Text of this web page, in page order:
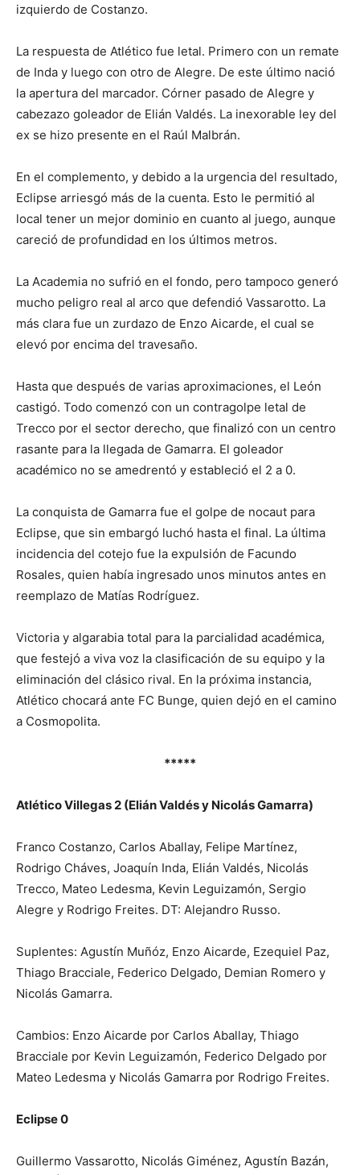
izquierdo de Costanzo.
La respuesta de Atlético fue letal. Primero con un remate
de Inda y luego con otro de Alegre. De este último nació
la apertura del marcador. Córner pasado de Alegre y
cabezazo goleador de Elián Valdés. La inexorable ley del
ex se hizo presente en el Raúl Malbrán.
En el complemento, y debido a la urgencia del resultado,
Eclipse arriesgó más de la cuenta. Esto le permitió al
local tener un mejor dominio en cuanto al juego, aunque
careció de profundidad en los últimos metros.
La Academia no sufrió en el fondo, pero tampoco generó
mucho peligro real al arco que defendió Vassarotto. La
más clara fue un zurdazo de Enzo Aicarde, el cual se
elevó por encima del travesaño.
Hasta que después de varias aproximaciones, el León
castigó. Todo comenzó con un contragolpe letal de
Trecco por el sector derecho, que finalizó con un centro
rasante para la llegada de Gamarra. El goleador
académico no se amedrentó y estableció el 2 a 0.
La conquista de Gamarra fue el golpe de nocaut para
Eclipse, que sin embargó luchó hasta el final. La última
incidencia del cotejo fue la expulsión de Facundo
Rosales, quien había ingresado unos minutos antes en
reemplazo de Matías Rodríguez.
Victoria y algarabia total para la parcialidad académica,
que festejó a viva voz la clasificación de su equipo y la
eliminación del clásico rival. En la próxima instancia,
Atlético chocará ante FC Bunge, quien dejó en el camino
a Cosmopolita.
*****
Atlético Villegas 2 (Elián Valdés y Nicolás Gamarra)
Franco Costanzo, Carlos Aballay, Felipe Martínez,
Rodrigo Cháves, Joaquín Inda, Elián Valdés, Nicolás
Trecco, Mateo Ledesma, Kevin Leguizamón, Sergio
Alegre y Rodrigo Freites. DT: Alejandro Russo.
Suplentes: Agustín Muñóz, Enzo Aicarde, Ezequiel Paz,
Thiago Bracciale, Federico Delgado, Demian Romero y
Nicolás Gamarra.
Cambios: Enzo Aicarde por Carlos Aballay, Thiago
Bracciale por Kevin Leguizamón, Federico Delgado por
Mateo Ledesma y Nicolás Gamarra por Rodrigo Freites.
Eclipse 0
Guillermo Vassarotto, Nicolás Giménez, Agustín Bazán,